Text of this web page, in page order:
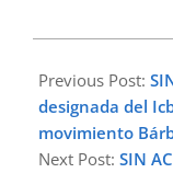
02-
13
Previous Post:
designada del
movimiento
Next Post: SIN